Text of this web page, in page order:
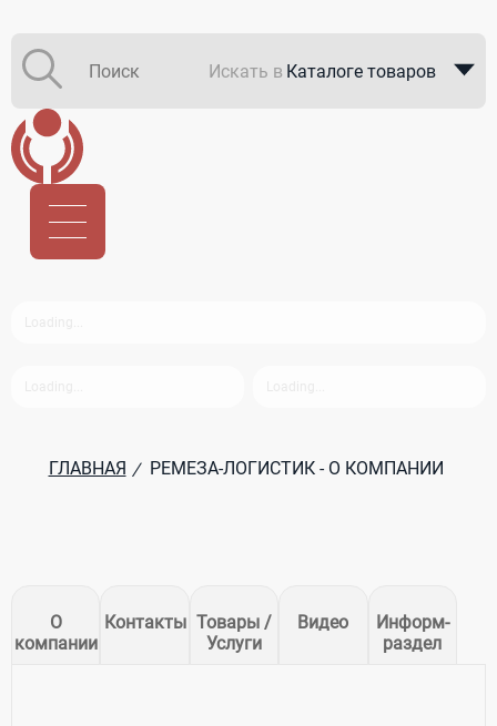
Искать в Каталоге товаров
ГЛАВНАЯ / РЕМЕЗА-ЛОГИСТИК - О КОМПАНИИ
О
компании
Контакты Товары /
Услуги
Видео
Информ-
раздел